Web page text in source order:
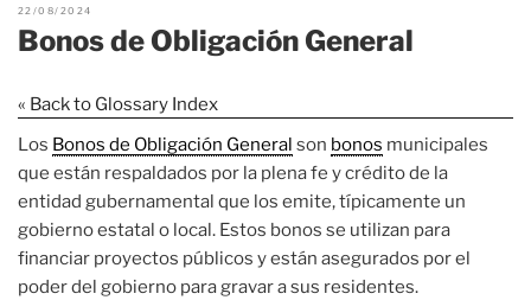
22/08/2024
Bonos de Obligación General
« Back to Glossary Index
Los Bonos de Obligación General son bonos municipales
que están respaldados por la plena fe y crédito de la
entidad gubernamental que los emite, típicamente un
gobierno estatal o local. Estos bonos se utilizan para
financiar proyectos públicos y están asegurados por el
poder del gobierno para gravar a sus residentes.